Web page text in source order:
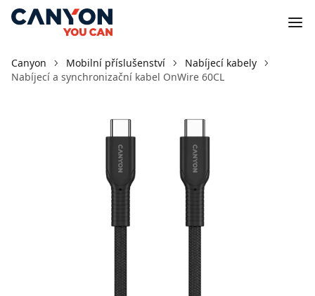
Canyon Mobilní příslušenství
Nabíjecí kabely
Nabíjecí a synchronizační kabel OnWire 60CL